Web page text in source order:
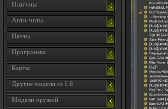
Плагины
Анти-читы
Пачты
Программы
Карты
Другие модели cs 1.6
Модели оружий